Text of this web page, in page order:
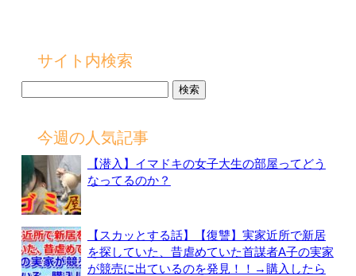
サイト内検索
今週の人気記事
【潜入】イマドキの女子大生の部屋ってどう
なってるのか？
【スカッとする話】【復讐】実家近所で新居
を探していた、昔虐めていた首謀者A子の実家
が競売に出ているのを発見！！→購入したら